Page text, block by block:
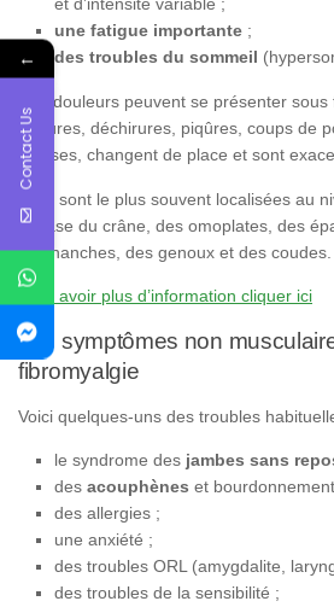
et d’intensité variable ;
une fatigue importante ;
des troubles du sommeil
Ces douleurs peuvent se présenter
brûlures, déchirures, piqûres, coups de
diffuses, changent de place et sont
Elles sont le plus souvent localisées au
la base du crâne, des omoplates, des
des hanches, des genoux et des coudes.
Pour avoir plus d’information cliquer ici
Les symptômes non
fibromyalgie
Voici quelques-uns des troubles
le syndrome des jambes sans
des acouphènes et
des allergies ;
une anxiété ;
des troubles ORL (amygdalite,
des troubles de la sensibilité ;
←
Contact Us